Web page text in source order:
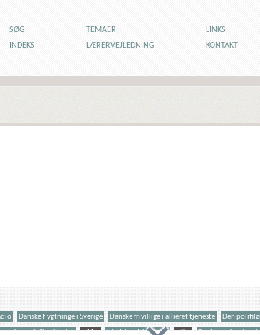
SØG TEMAER LINKS
INDEKS LÆRERVEJLEDNING KONTAKT
Danske flygtninge i Sverige Danske frivillige i allieret tjeneste Den
konsul, Stockholm M Modstandskampen P Paulsson,